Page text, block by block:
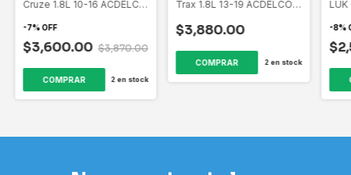
Cruze 1.8L 10-16 ACDELCO
-7%OFF
$3,600.00 $3,870.00
2en stock
Trax 1.8L 13-19 ACDELCO
$3,880.00
2en stock
-8%